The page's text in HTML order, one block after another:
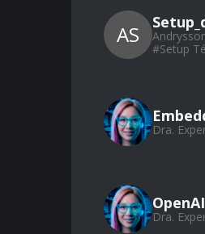
AS
#Setup
Dra.
Dra.